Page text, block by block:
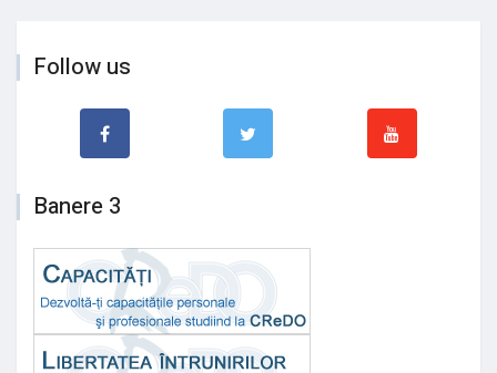
Follow us
Banere 3